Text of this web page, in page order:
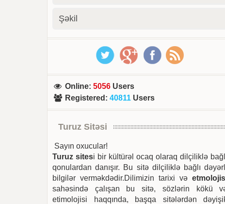
Şəkil
Online:5056 Users
Registered :40811 Users
Turuz Sitəsi
Sayın oxucular!
Turuz sitesi bir kültürəl ocaq olaraq dilçiliklə
qonulardan danışır. Bu sitə dilçiliklə bağlı
bilgilər verməkdədir.Dilimizin tarixi və
sahəsində çalışan bu sitə, sözlərin kökü
etimolojisi haqqında, başqa sitələrdən